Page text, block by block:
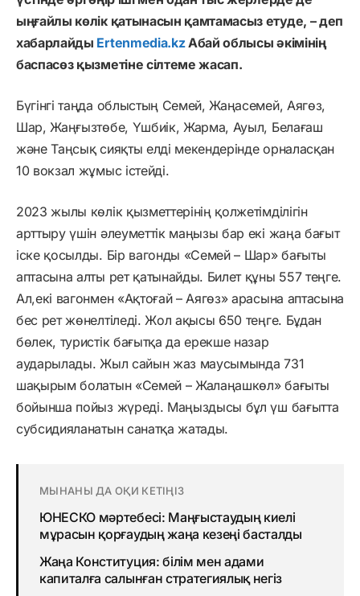
ыңғайлы көлік қатынасын қамтамасыз етуде, – деп
хабарлайды Ertenmedia.kzАбай облысы әкімінің
баспасөз қызметіне сілтеме жасап.
Бүгінгі таңда облыстың Семей, Жаңасемей, Аягөз,
Шар, Жаңғызтөбе, Үшбиік, Жарма, Ауыл, Белағаш
және Таңсық сияқты елді мекендерінде орналасқан
10 вокзал жұмыс істейді.
2023 жылы көлік қызметтерінің қолжетімділігін
арттыру үшін әлеуметтік маңызы бар екі жаңа бағыт
іске қосылды. Бір вагонды «Семей – Шар» бағыты
аптасына алты рет қатынайды. Билет құны 557 теңге.
Ал,екі вагонмен «Ақтоғай – Аягөз» арасына аптасына
бес рет жөнелтіледі. Жол ақысы 650 теңге. Бұдан
бөлек, туристік бағытқа да ерекше назар
аударылады. Жыл сайын жаз маусымында 731
шақырым болатын «Семей – Жалаңашкөл» бағыты
бойынша пойыз жүреді. Маңыздысы бұл үш бағытта
субсидияланатын санатқа жатады.
МЫНАНЫ ДА ОҚИ КЕТІҢІЗ
ЮНЕСКО мәртебесі: Маңғыстаудың киелі
мұрасын қорғаудың жаңа кезеңі басталды
Жаңа Конституция: білім мен адами
капиталға салынған стратегиялық негіз